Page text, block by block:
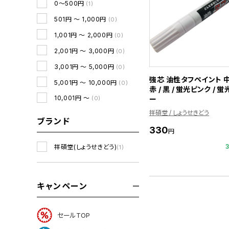
0～500円 (1)
501円 ～ 1,000円 (0)
1,001円 ～ 2,000円 (0)
2,001円 ～ 3,000円 (0)
3,001円 ～ 5,000円 (0)
5,001円 ～ 10,000円 (0)
10,001円 ～ (0)
ブランド
祥碩堂(しょうせきどう)(1)
キャンペーン
セールTOP
強芯 油性タフペイント
赤 / 黒 / 蛍光ピンク / 蛍
ー
祥碩堂 / しょうせきどう
330円